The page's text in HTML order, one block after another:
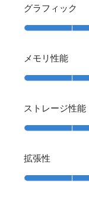
グラフィック
メモリ性能
ストレージ性能
拡張性